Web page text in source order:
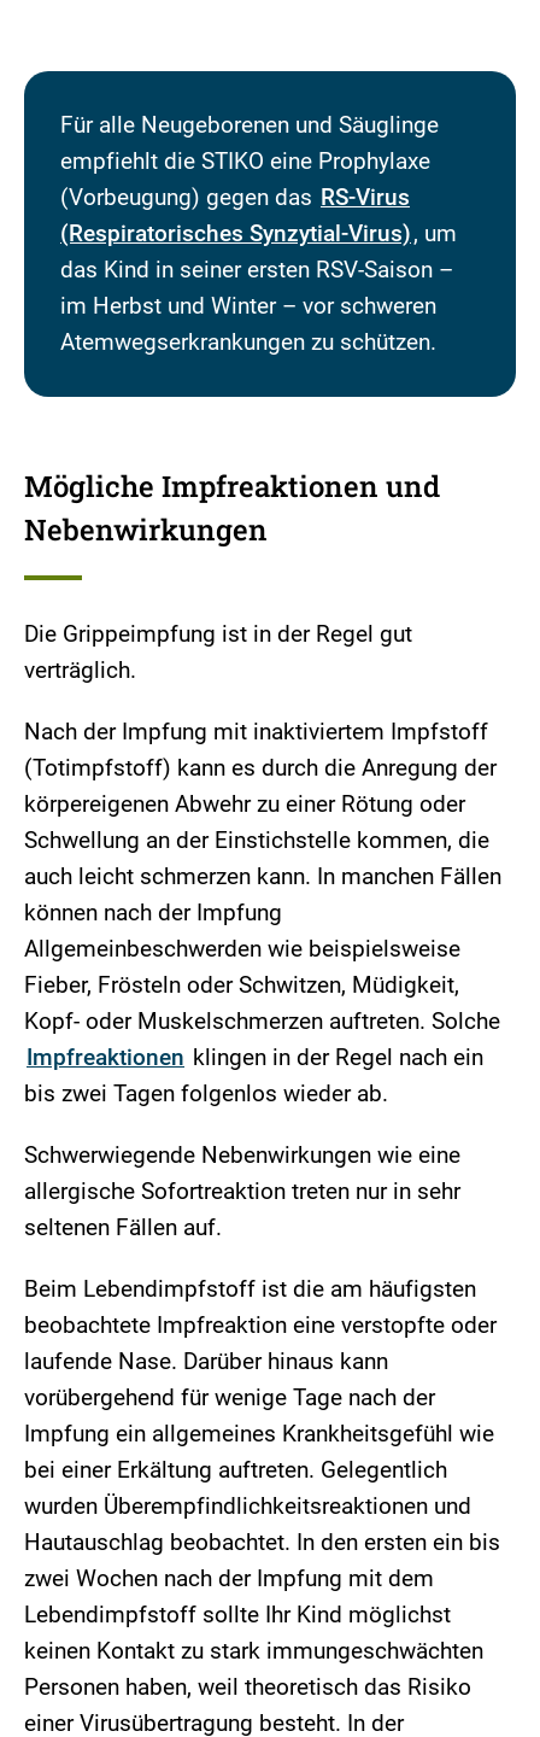
Für alle Neugeborenen und Säuglinge
empfiehlt die STIKO eine Prophylaxe
(Vorbeugung) gegen das RS-Virus
(Respiratorisches Synzytial-Virus), um
das Kind in seiner ersten RSV-Saison –
im Herbst und Winter – vor schweren
Atemwegserkrankungen zu schützen.
Mögliche Impfreaktionen und
Nebenwirkungen
Die Grippeimpfung ist in der Regel gut
verträglich.
Nach der Impfung mit inaktiviertem Impfstoff
(Totimpfstoff) kann es durch die Anregung der
körpereigenen Abwehr zu einer Rötung oder
Schwellung an der Einstichstelle kommen, die
auch leicht schmerzen kann. In manchen Fällen
können nach der Impfung
Allgemeinbeschwerden wie beispielsweise
Fieber, Frösteln oder Schwitzen, Müdigkeit,
Kopf- oder Muskelschmerzen auftreten. Solche
Impfreaktionen klingen in der Regel nach ein
bis zwei Tagen folgenlos wieder ab.
Schwerwiegende Nebenwirkungen wie eine
allergische Sofortreaktion treten nur in sehr
seltenen Fällen auf.
Beim Lebendimpfstoff ist die am häufigsten
beobachtete Impfreaktion eine verstopfte oder
laufende Nase. Darüber hinaus kann
vorübergehend für wenige Tage nach der
Impfung ein allgemeines Krankheitsgefühl wie
bei einer Erkältung auftreten. Gelegentlich
wurden Überempfindlichkeitsreaktionen und
Hautauschlag beobachtet. In den ersten ein bis
zwei Wochen nach der Impfung mit dem
Lebendimpfstoff sollte Ihr Kind möglichst
keinen Kontakt zu stark immungeschwächten
Personen haben, weil theoretisch das Risiko
einer Virusübertragung besteht. In der